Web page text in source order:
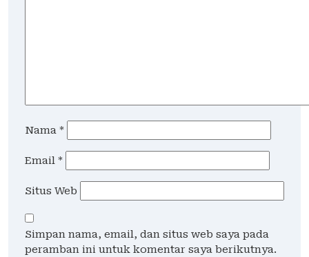
Nama *
Email *
Situs Web
Simpan nama, email, dan situs web saya pada
peramban ini untuk komentar saya berikutnya.